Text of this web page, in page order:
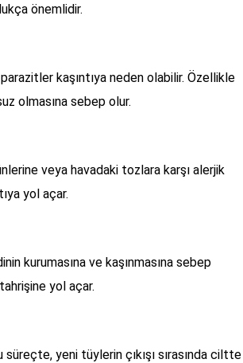
önemlidir.
kaşıntıya neden olabilir. Özellikle
olmasına sebep olur.
veya havadaki tozlara karşı alerjik
yol açar.
kurumasına ve kaşınmasına sebep
yol açar.
yeni tüylerin çıkışı sırasında ciltte